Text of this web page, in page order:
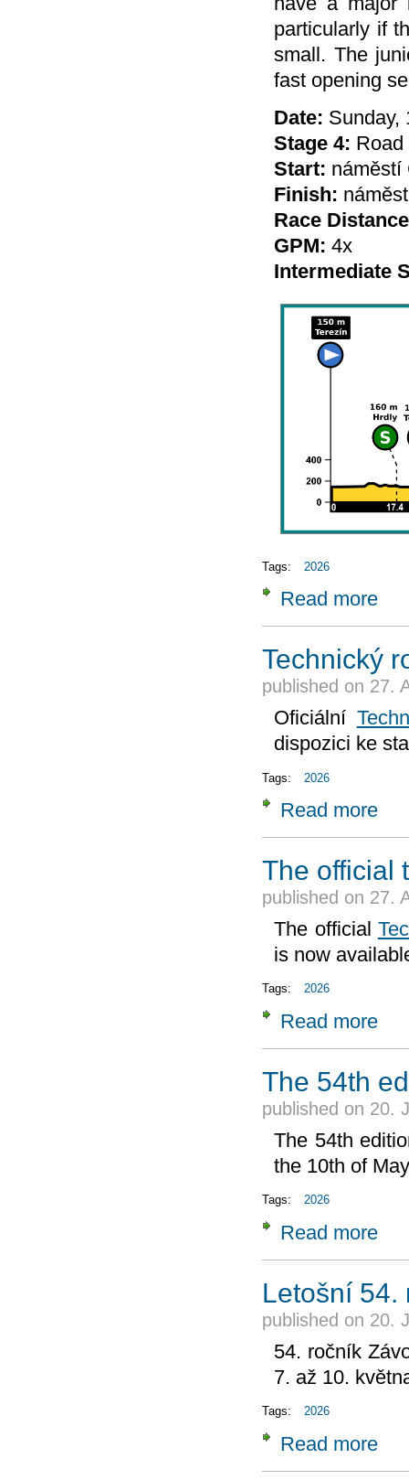
particularly if
small. The
fast opening
Date: Sunday,
Stage 4: Road
Start: náměstí
Finish:
Race
GPM: 4x
Intermediate
Tags: 2026
Read more
Technický
published on 27.
Oficiální
dispozici ke
Tags: 2026
Read more
The official
published on 27.
The official
is now
Tags: 2026
Read more
The 54th
published on 20.
The 54th
the 10th of
Tags: 2026
Read more
Letošní 54.
published on 20.
54. ročník
7. až 10.
Tags: 2026
Read more